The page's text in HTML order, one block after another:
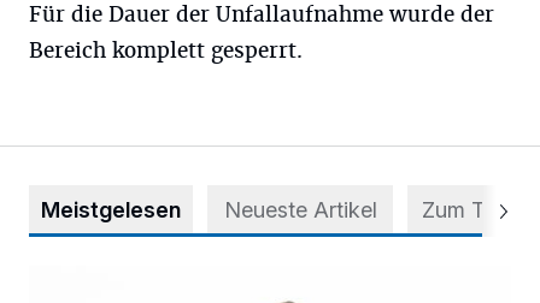
Für die Dauer der Unfallaufnahme wurde der
Bereich komplett gesperrt.
Meistgelesen Neueste Artikel Zum Thema